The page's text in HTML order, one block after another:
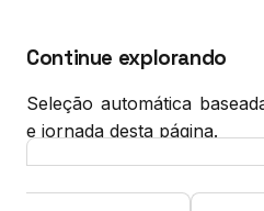
Continue explorando
Seleção automática
e jornada desta página.
Diagnóstico GEO